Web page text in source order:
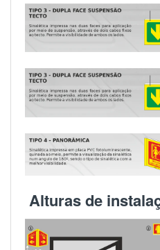
Alturas de